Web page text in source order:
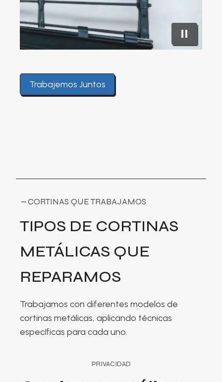
Trabajemos Juntos
CORTINAS QUE TRABAJAMOS
TIPOS DE CORTINAS
METÁLICAS QUE
REPARAMOS
Trabajamos con diferentes modelos de
cortinas metálicas, aplicando técnicas
específicas para cada uno.
PRIVACIDAD